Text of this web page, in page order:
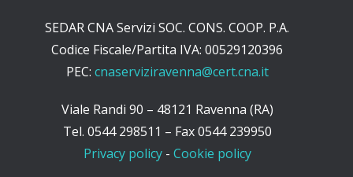
SEDAR CNA Servizi SOC. CONS. COOP. P.A.
Codice Fiscale/Partita IVA: 00529120396
PEC: cnaserviziravenna@cert.cna.it
Viale Randi 90 – 48121 Ravenna (RA)
Tel. 0544 298511 – Fax 0544 239950
Privacy policy- Cookie policy